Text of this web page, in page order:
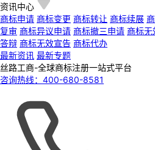
资讯中心
商标申请 商标变更 商标转让 商标续展
复审 商标异议申请 商标撤三申请 商标无
答辩 商标无效宣告 商标代办
最新资讯 最新专题
丝路工商-全球商标注册一站式平台
咨询热线： 400-680-8581